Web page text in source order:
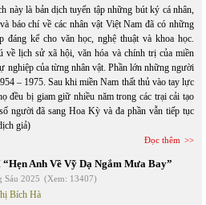
này là bản dịch tuyển tập những bút ký cá nhân,
báo chí về các nhân vật Việt Nam đã có những
đáng kể cho văn học, nghệ thuật và khoa học.
lịch sử xã hội, văn hóa và chính trị của miền
nghiệp của từng nhân vật. Phần lớn những người
– 1975. Sau khi miền Nam thất thủ vào tay lực
đều bị giam giữ nhiều năm trong các trại cải tạo
người đã sang Hoa Kỳ và đa phần vẫn tiếp tục
giả)
Đọc thêm
Anh Về Vỹ Dạ Ngắm Mưa Bay”
Sáu 2025 (Xem: 13407)
Bích Hà